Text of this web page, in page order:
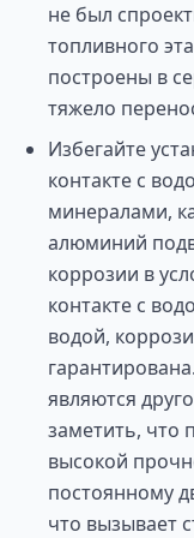
не был
топливного
построены в
тяжело
Избегайте
контакте с
минералами,
алюминий
коррозии в
контакте с
водой,
являются
заметить, что
высокой
постоянному
что вызывает